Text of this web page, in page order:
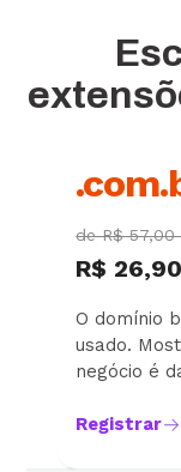
de R$ 57,00
R$
O domínio
usado.
negócio é
Registrar